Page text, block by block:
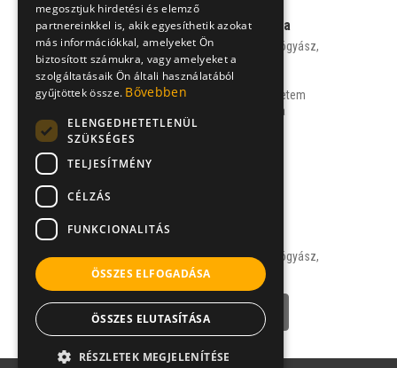
Dr. Gálffy Gabriella
allergológus, tüdőgyógyász,
onkológus
Semmelweis Egyetem
Pulmonológiai Klinika
,
allergológus, tüdőgyógyász,
onkológus
NÉVJEGY
megosztjuk hirdetési és elemző
partnereinkkel is, akik egyesíthetik azokat
más információkkal, amelyeket Ön
biztosított számukra, vagy amelyeket a
szolgáltatásaik Ön általi használatából
gyűjtöttek össze. Bővebben
ELENGEDHETETLENÜL
SZÜKSÉGES
TELJESÍTMÉNY
CÉLZÁS
FUNKCIONALITÁS
ÖSSZES ELFOGADÁSA
ÖSSZES ELUTASÍTÁSA
RÉSZLETEK MEGJELENÍTÉSE